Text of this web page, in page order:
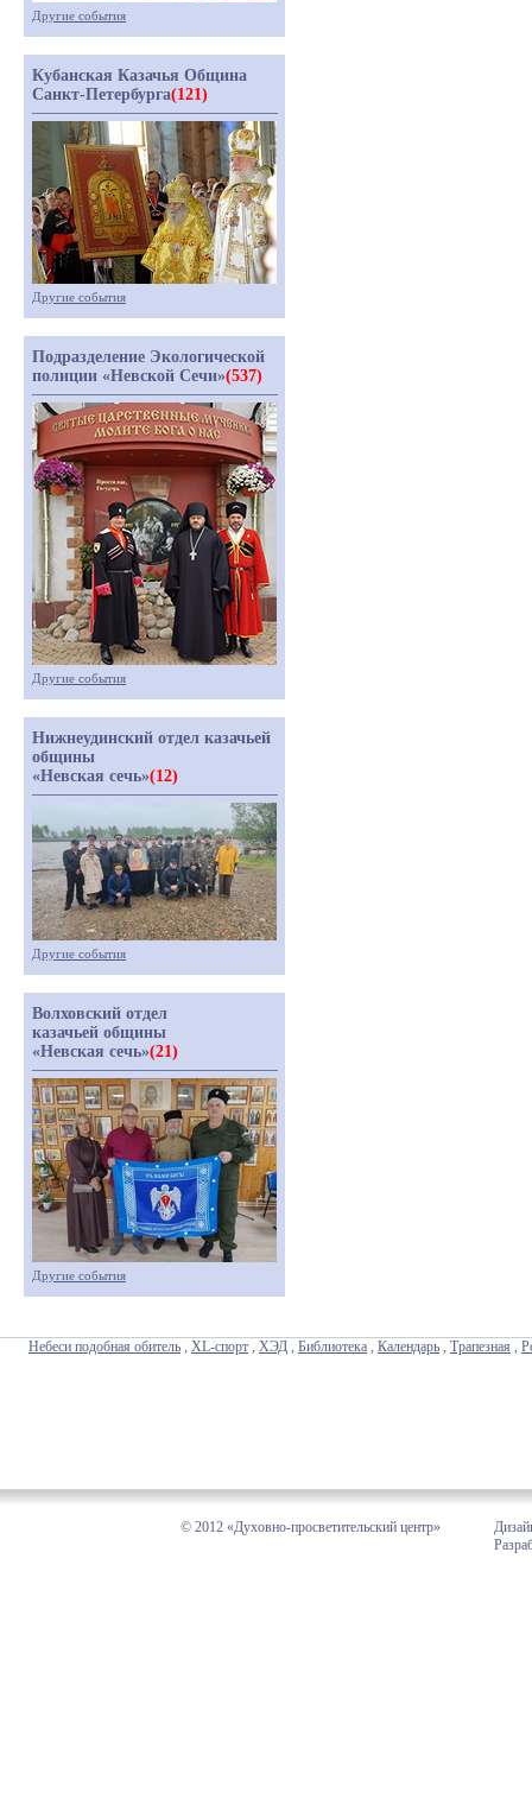
Другие события
Кубанская Казачья Община
Санкт-Петербурга(121)
Другие события
Подразделение Экологической
полиции «Невской Сечи»(537)
Другие события
Нижнеудинский отдел казачьей
общины
«Невская сечь»(12)
Другие события
Волховский отдел
казачьей общины
«Невская сечь»(21)
Другие события
Небеси подобная обитель , XL-спорт , ХЭД , Библиотека , Календарь , Трапезная ,
© 2012 «Духовно-просветительский центр»